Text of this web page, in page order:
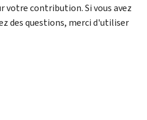
votre contribution. Si vous avez
des questions, merci d'utiliser